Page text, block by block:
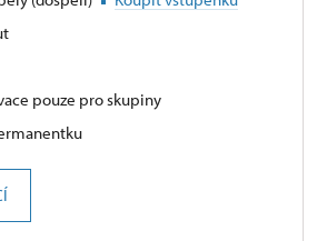
pouze pro skupiny